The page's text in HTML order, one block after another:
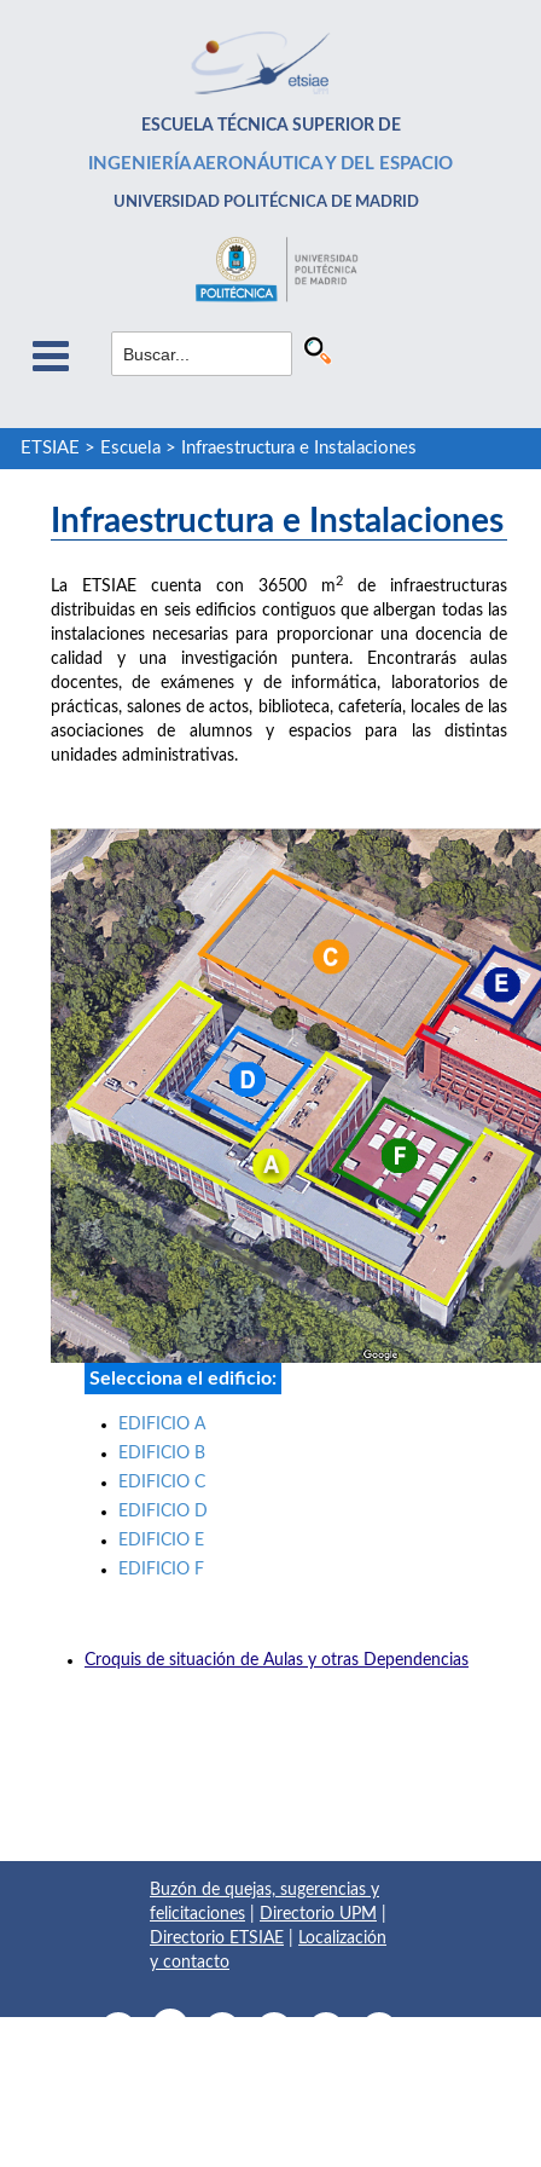
ESCUELA TÉCNICA SUPERIOR DE
INGENIERÍA AERONÁUTICA Y DEL ESPACIO
UNIVERSIDAD POLITÉCNICA DE MADRID
ETSIAE > Escuela> Infraestructura e Instalaciones
Infraestructura e Instalaciones
La ETSIAE cuenta con 36500 m2
de infraestructuras
distribuidas en seis edificios contiguos que albergan todas las
instalaciones necesarias para proporcionar una docencia de
calidad y una investigación puntera. Encontrarás aulas
docentes, de exámenes y de informática, laboratorios de
prácticas, salones de actos, biblioteca, cafetería, locales de las
asociaciones de alumnos y espacios para las distintas
unidades administrativas.
Selecciona el edificio:
EDIFICIO A
EDIFICIO B
EDIFICIO C
EDIFICIO D
EDIFICIO E
EDIFICIO F
Croquis de situación de Aulas y otras Dependencias
Buzón de quejas, sugerencias y
felicitaciones
Directorio UPM
Directorio ETSIAE
Localización
y contacto